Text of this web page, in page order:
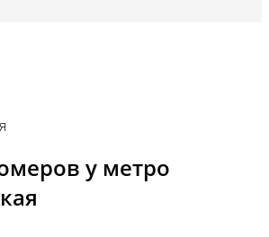
у метро